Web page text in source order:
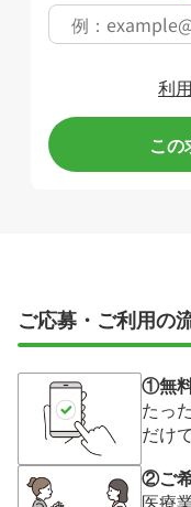
利
こ
ご応募・ご利用の
①無
たっ
だけ
②ご